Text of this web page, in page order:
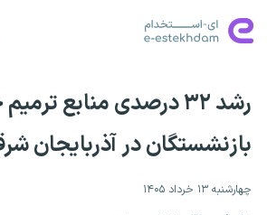
رشد ۳۲ درصدی منابع
بازنشستگان در آذربایجان
چهارشنبه ۱۳ خرداد ۱۴۰۵